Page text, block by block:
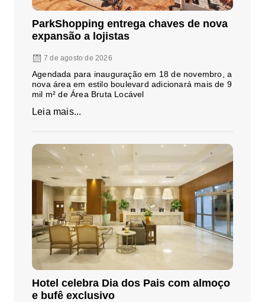
ParkShopping entrega chaves de nova
expansão a lojistas
7 de agosto de 2026
Agendada para inauguração em 18 de novembro, a
nova área em estilo boulevard adicionará mais de 9
mil m² de Área Bruta Locável
Leia mais...
Hotel celebra Dia dos Pais com almoço
e bufê exclusivo